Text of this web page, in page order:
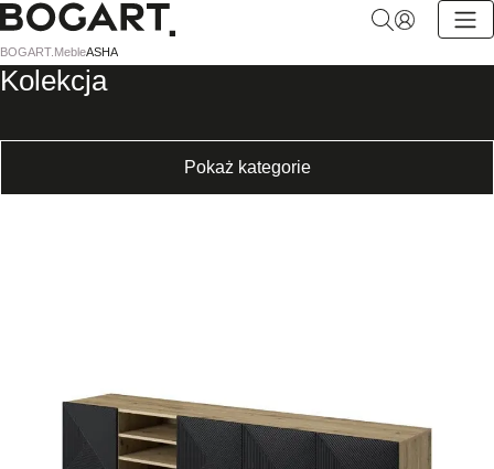
BOGART.
-
Strona
BOGART. MebleASHA
Kolekcja
Pokaż kategorie